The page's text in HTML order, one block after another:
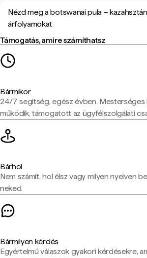
Nézd meg a botswanai pula –
árfolyamokat
Támogatás, amire számíthatsz
Bármikor
24/7 segítség, egész évben. Mesterséges
működik, támogatott az ügyfélszolgálati
Bárhol
Nem számít, hol élsz vagy milyen nyelven
neked.
Bármilyen kérdés
Egyértelmű válaszok gyakori kérdésekre,